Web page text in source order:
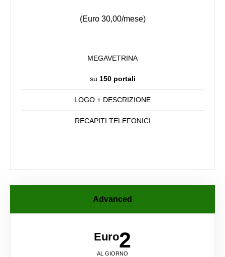
(Euro 30,00/mese)
MEGAVETRINA
su 150 portali
LOGO + DESCRIZIONE
RECAPITI TELEFONICI
Advanced
Euro2
AL GIORNO